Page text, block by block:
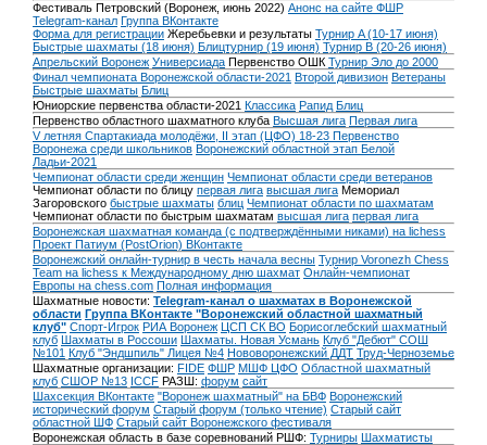
Фестиваль Петровский (Воронеж, июнь 2022) Анонс на сайте ФШР
Telegram-канал Группа ВКонтакте
Форма для регистрации Жеребьевки и результаты Турнир A (10-17 июня)
Быстрые шахматы (18 июня) Блицтурнир (19 июня) Турнир B (20-26 июня)
Апрельский Воронеж Универсиада Первенство ОШК Турнир Эло до 2000
Финал чемпионата Воронежской области-2021 Второй дивизион Ветераны
Быстрые шахматы Блиц
Юниорские первенства области-2021 Классика Рапид Блиц
Первенство областного шахматного клуба Высшая лига Первая лига
V летняя Спартакиада молодёжи, II этап (ЦФО) 18-23 Первенство
Воронежа среди школьников Воронежский областной этап Белой
Ладьи-2021
Чемпионат области среди женщин Чемпионат области среди ветеранов
Чемпионат области по блицу первая лига высшая лига Мемориал
Загоровского быстрые шахматы блиц Чемпионат области по шахматам
Чемпионат области по быстрым шахматам высшая лига первая лига
Воронежская шахматная команда (с подтверждёнными никами) на lichess
Проект Патиум (PostOrion) ВКонтакте
Воронежский онлайн-турнир в честь начала весны Турнир Voronezh Chess
Team на lichess к Международному дню шахмат Онлайн-чемпионат
Европы на chess.com Полная информация
Шахматные новости: Telegram-канал о шахматах в Воронежской
области Группа ВКонтакте "Воронежский областной шахматный
клуб" Спорт-Игрок РИА Воронеж ЦСП СК ВО Борисоглебский шахматный
клуб Шахматы в Россоши Шахматы. Новая Усмань Клуб "Дебют" СОШ
№101 Клуб "Эндшпиль" Лицея №4 Нововоронежский ДДТ Труд-Черноземье
Шахматные организации: FIDE ФШР МШФ ЦФО Областной шахматный
клуб СШОР №13 ICCF РАЗШ: форум сайт
Шахсекция ВКонтакте "Воронеж шахматный" на БВФ Воронежский
исторический форум Cтарый форум (только чтение) Старый сайт
областной ШФ Старый сайт Воронежского фестиваля
Воронежская область в базе соревнований РШФ: Турниры Шахматисты